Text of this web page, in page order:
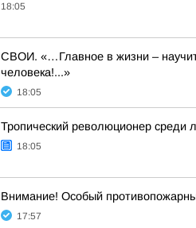
18:05
СВОИ. «…Главное в жизни –
человека!...»
18:05
Тропический революционер среди
18:05
Внимание! Особый
17:57